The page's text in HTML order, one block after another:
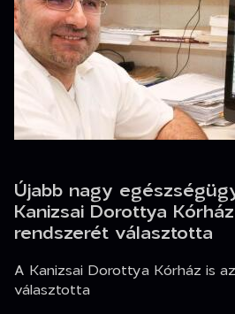
Újabb nagy
Kanizsai Dorottya
rendszerét választotta
A Kanizsai Dorottya Kórház is
választotta